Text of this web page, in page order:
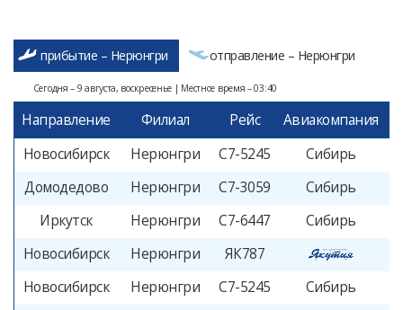
прибытие – Нерюнгри отправление – Нерюнгри
Сегодня – 9 августа, воскресенье | Местное время – 03:40
Направление Филиал Рейс
Авиакомпания
Новосибирск
Нерюнгри С7-5245 Сибирь
Домодедово
Нерюнгри С7-3059 Сибирь
Иркутск
Нерюнгри С7-6447 Сибирь
Новосибирск
Нерюнгри ЯК787
Новосибирск
Нерюнгри С7-5245
Сибирь